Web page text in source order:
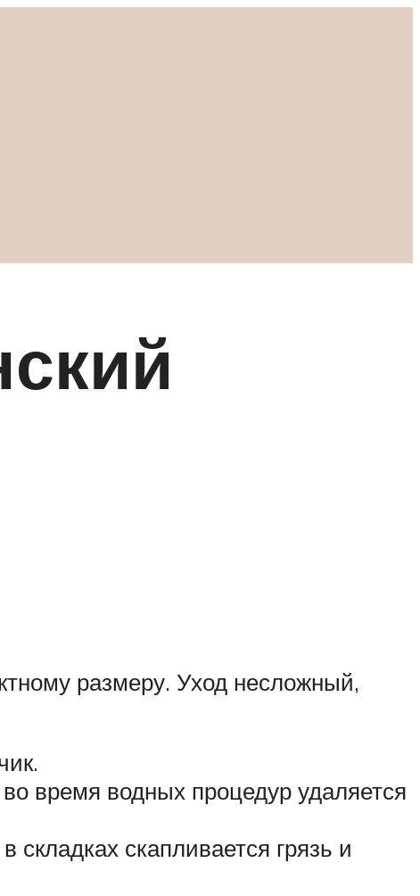
размеру. Уход несложный,
во время водных процедур удаляется
скапливается грязь и